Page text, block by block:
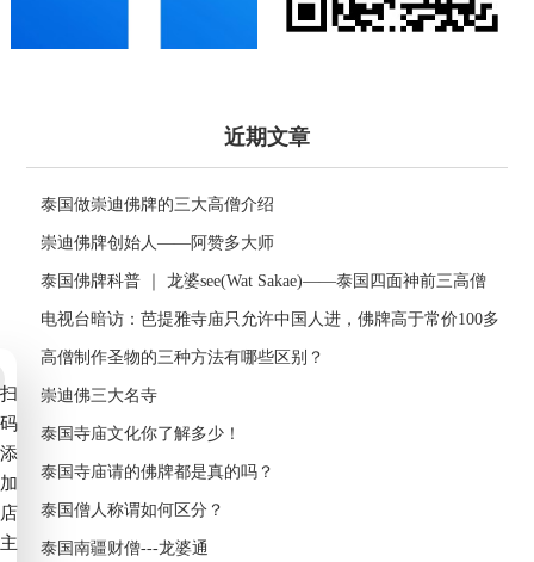
近期文章
泰国做崇迪佛牌的三大高僧介绍
崇迪佛牌创始人——阿赞多大师
泰国佛牌科普 ｜ 龙婆see(Wat Sakae)——泰国四面神前三高僧
电视台暗访：芭提雅寺庙只允许中国人进，佛牌高于常价100多
倍！
高僧制作圣物的三种方法有哪些区别？
崇迪佛三大名寺
泰国寺庙文化你了解多少！
泰国寺庙请的佛牌都是真的吗？
泰国僧人称谓如何区分？
泰国南疆财僧---龙婆通
扫
码
添
加
店
主